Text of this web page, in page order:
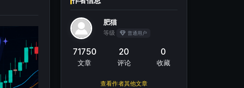
肥猫
等级 普通用户
71750
文章
20
评论
0
收藏
查看作者其他文章